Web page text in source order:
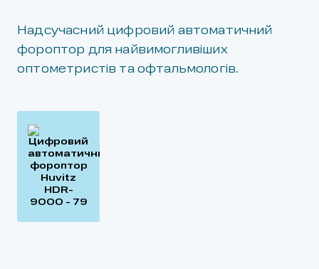
Надсучасний цифровий автоматичний
фороптор для найвимогливіших
оптометристів та офтальмологів.